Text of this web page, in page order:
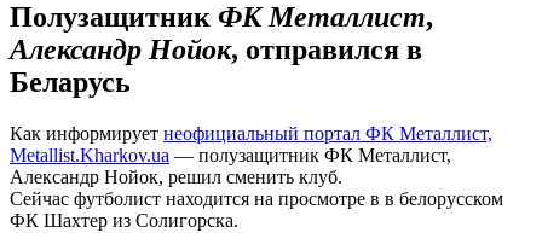
Полузащитник ФК Металлист,
Александр Нойок, отправился в
Беларусь
Как информирует неофициальный портал ФК Металлист,
Metallist.Kharkov.ua — полузащитник ФК Металлист,
Александр Нойок, решил сменить клуб.
Сейчас футболист находится на просмотре в в белорусском
ФК Шахтер из Солигорска.